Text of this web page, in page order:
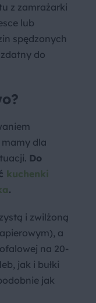
z zamrażarki
lub
spędzonych
do
dla
Do
kuchenki
.
i zwilżoną
a
na 20-
jak i bułki
jak